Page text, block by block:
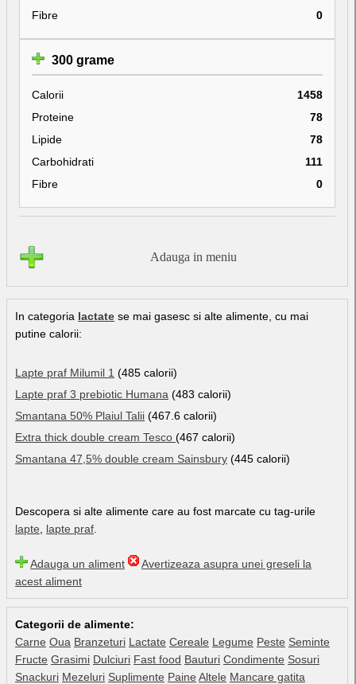
Fibre
0
300 grame
Calorii
1458
Proteine
78
Lipide
78
Carbohidrati
111
Fibre
0
Adauga in meniu
In categoria lactate se mai gasesc si alte alimente, cu mai
putine calorii:
Lapte praf Milumil 1 (485 calorii)
Lapte praf 3 prebiotic Humana (483 calorii)
Smantana 50% Plaiul Talii (467.6 calorii)
Extra thick double cream Tesco (467 calorii)
Smantana 47,5% double cream Sainsbury (445 calorii)
Descopera si alte alimente care au fost marcate cu tag-urile
lapte
lapte praf
Adauga un aliment
Avertizeaza asupra unei greseli la
acest aliment
Categorii de alimente:
Carne Oua Branzeturi Lactate Cereale Legume Peste Seminte
Fructe Grasimi Dulciuri Fast food Bauturi Condimente Sosuri
Snackuri Mezeluri Suplimente Paine Altele Mancare gatita